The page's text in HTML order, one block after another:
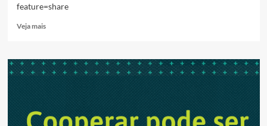
feature=share
Veja maisRead
Assista
Anápolis